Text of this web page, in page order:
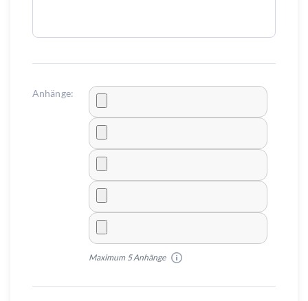
Anhänge:
Maximum 5 Anhänge